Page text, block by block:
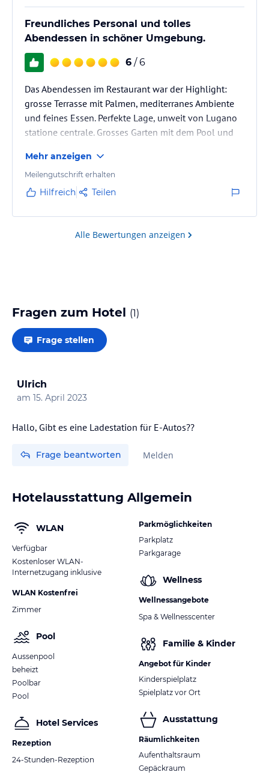
Freundliches Personal und tolles
Abendessen in schöner Umgebung.
6 / 6
Das Abendessen im Restaurant war der Highlight:
grosse Terrasse mit Palmen, mediterranes Ambiente
und feines Essen. Perfekte Lage, unweit von Lugano
statione centrale. Grosses Garten mit dem Pool und
Mehr anzeigen
Meilengutschrift erhalten
Hilfreich Teilen
Alle Bewertungen anzeigen
Fragen zum Hotel (1)
Frage stellen
Ulrich
am 15. April 2023
Hallo, Gibt es eine Ladestation für E-Autos??
Frage beantworten Melden
Hotelausstattung Allgemein
WLAN
Verfügbar
Kostenloser WLAN-
Internetzugang inklusive
WLAN Kostenfrei
Zimmer
Pool
Aussenpool
beheizt
Poolbar
Pool
Hotel Services
Rezeption
24-Stunden-Rezeption
Parkmöglichkeiten
Parkplatz
Parkgarage
Wellness
Wellnessangebote
Spa & Wellnesscenter
Familie & Kinder
Angebot für Kinder
Kinderspielplatz
Spielplatz vor Ort
Ausstattung
Räumlichkeiten
Aufenthaltsraum
Gepäckraum